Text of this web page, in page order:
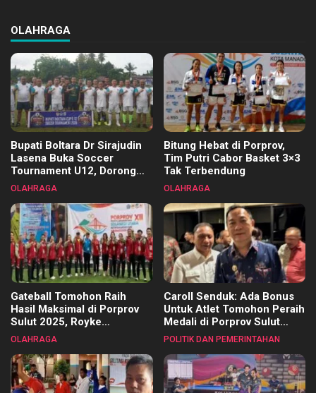
OLAHRAGA
Bupati Boltara Dr Sirajudin
Lasena Buka Soccer
Tournament U12, Dorong
Pembinaan Merata di Setiap
OLAHRAGA
Bitung Hebat di Porprov,
Tim Putri Cabor Basket 3×3
Tak Terbendung
OLAHRAGA
Gateball Tomohon Raih
Hasil Maksimal di Porprov
Sulut 2025, Royke
Tangkawarouw Ucapkan
OLAHRAGA
Caroll Senduk: Ada Bonus
Untuk Atlet Tomohon Peraih
Medali di Porprov Sulut
2025
POLITIK DAN PEMERINTAHAN